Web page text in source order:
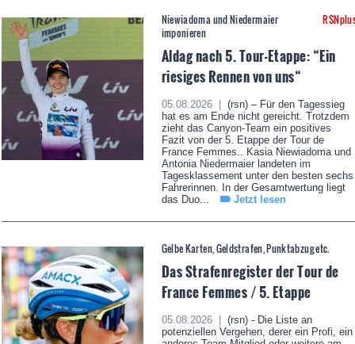
Niewiadoma und Niedermaier
imponieren
Aldag nach 5. Tour-Etappe: “Ein
riesiges Rennen von uns“
05.08.2026 |
(rsn) – Für den Tagessieg
hat es am Ende nicht gereicht. Trotzdem
zieht das Canyon-Team ein positives
Fazit von der 5. Etappe der Tour de
France Femmes.. Kasia Niewiadoma und
Antonia Niedermaier landeten im
Tagesklassement unter den besten sechs
Fahrerinnen. In der Gesamtwertung liegt
das Duo...
Jetzt lesen
Gelbe Karten, Geldstrafen, Punktabzug etc.
Das Strafenregister der Tour de
France Femmes / 5. Etappe
05.08.2026 |
(rsn) - Die Liste an
potenziellen Vergehen, derer ein Profi, ein